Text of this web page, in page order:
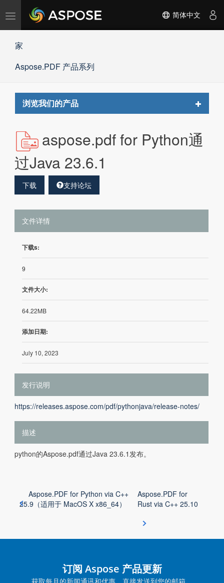
切
航
简体中文
家
Aspose.PDF 产品系列
浏览我们的产品
Toggle
aspose.pdf for Python通
过Java 23.6.1
下载 支持论坛
文件详情
下载s:
9
文件大小:
64.22MB
添加日期:
July 10, 2023
发行说明
https://releases.aspose.com/pdf/pythonjava/release-notes/
描述
python的Aspose.pdf通过Java 23.6.1发布。
Aspose.PDF for Python via C++
25.9（适用于 MacOS X x86_64）
Aspose.PDF for
Rust via C++ 25.10
订阅 Aspose 产品更新